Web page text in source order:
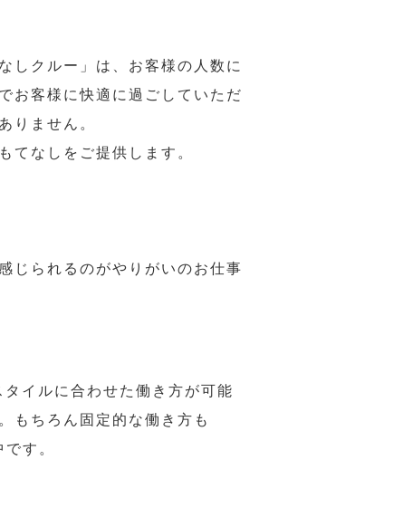
しクルー」は、お客様の人数に
お客様に快適に過ごしていただ
りません。
てなしをご提供します。
じられるのがやりがいのお仕事
イルに合わせた働き方が可能
もちろん固定的な働き方も
す。